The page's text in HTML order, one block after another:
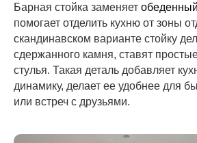
Барная стойка заменяет
помогает отделить кухню от зоны
скандинавском варианте стойку
сдержанного камня, ставят
стулья. Такая деталь добавляет
динамику, делает ее удобнее для
или встреч с друзьями.